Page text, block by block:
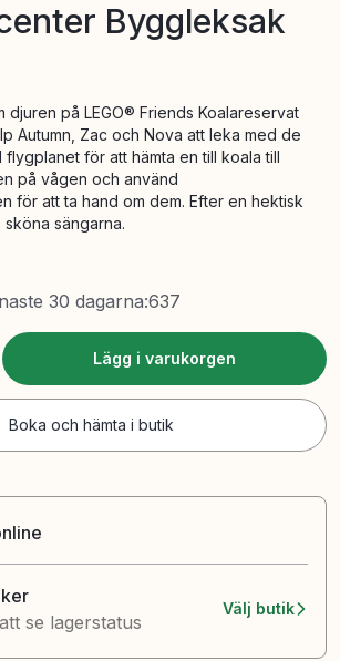
Byggleksak
djuren på LEGO® Friends Koalareservat
Autumn, Zac och Nova att leka med de
flygplanet för att hämta en till koala till
på vågen och använd
för att ta hand om dem. Efter en hektisk
sängarna.
30 dagarna:637
Lägg i varukorgen
Boka och hämta i butik
se lagerstatus
Välj butik